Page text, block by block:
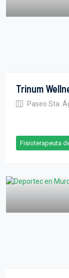
Trinum
Paseo Sta.
Fisioterapeuta